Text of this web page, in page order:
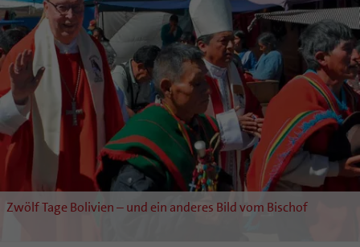
Zwölf Tage Bolivien – und ein anderes Bild vom Bischof